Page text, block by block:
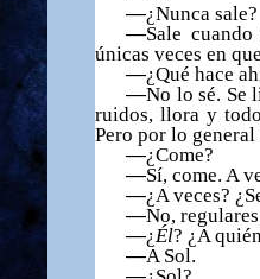
—¿Nunca sale?
—Sale
únicas veces en
—¿Qué hace ah
—No lo sé. Se
ruidos, llora y
Pero por lo
—¿Come?
—Sí, come. A
—¿ A veces? ¿
—No,
—¿ Él? ¿A
—A Sol.